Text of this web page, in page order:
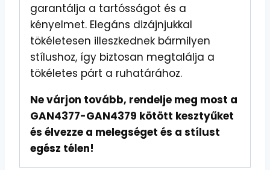
garantálja a tartósságot és a
kényelmet. Elegáns dizájnjukkal
tökéletesen illeszkednek bármilyen
stílushoz, így biztosan megtalálja a
tökéletes párt a ruhatárához.
Ne várjon tovább, rendelje meg most a
GAN4377-GAN4379 kötött kesztyűket
és élvezze a melegséget és a stílust
egész télen!